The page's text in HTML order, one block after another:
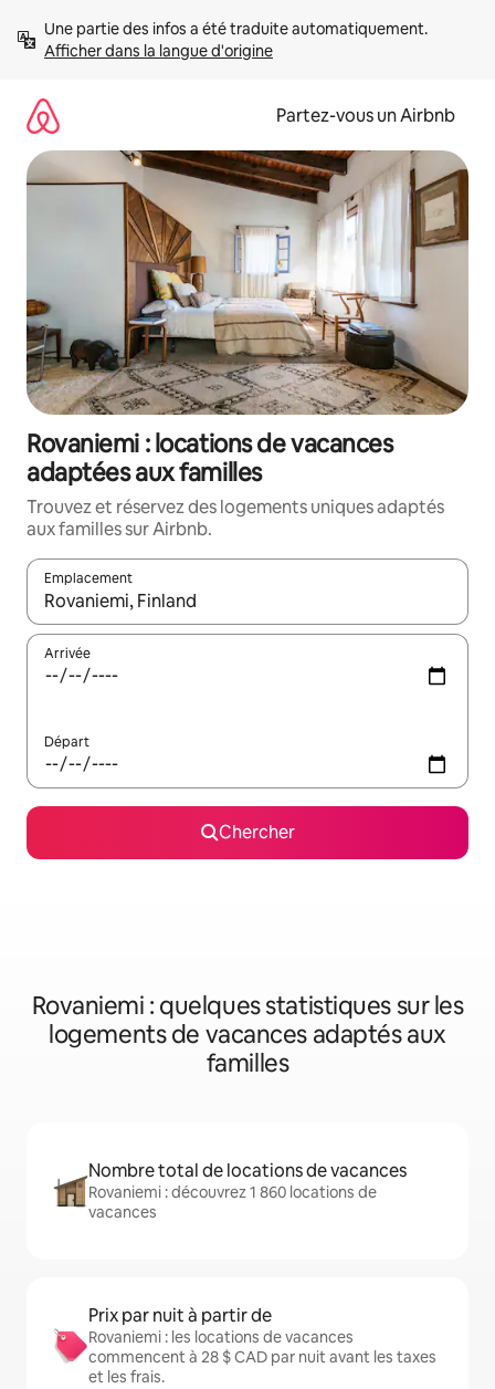
directement
Afficher dans la langue d'origine
Partez-vous un Airbnb
Rovaniemi : locations de vacances
adaptées aux familles
Trouvez et réservez des logements uniques adaptés
aux familles sur Airbnb.
Emplacement
Quand les résultats sont affichés, parcourez-les en utilisant
Arrivée
Départ
Chercher
Rovaniemi : quelques statistiques sur les
logements de vacances adaptés aux
familles
Nombre total de locations de vacances
Rovaniemi : découvrez 1 860 locations de
vacances
Prix par nuit à partir de
Rovaniemi : les locations de vacances
commencent à 28 $ CAD par nuit avant les taxes
et les frais.